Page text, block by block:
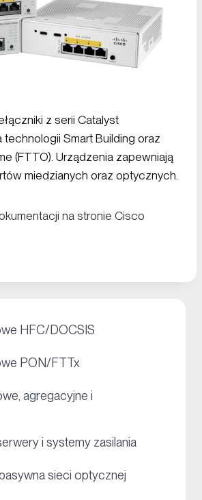
z serii Catalyst
Smart Building oraz
(FTTO). Urządzenia zapewniają
miedzianych oraz optycznych.
na stronie Cisco
HFC/DOCSIS
PON/FTTx
agregacyjne i
i systemy zasilania
sieci optycznej